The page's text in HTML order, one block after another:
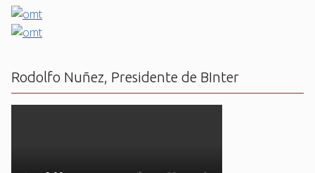
Rodolfo Nuñez, Presidente de BInter